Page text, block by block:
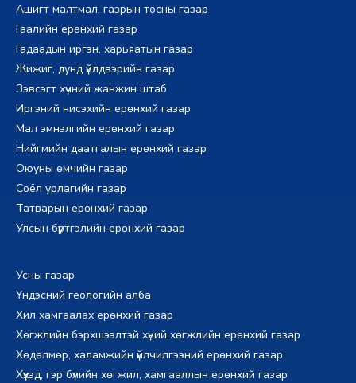
Ашигт малтмал, газрын тосны газар
Гаалийн ерөнхий газар
Гадаадын иргэн, харьяатын газар
Жижиг, дунд үйлдвэрийн газар
Зэвсэгт хүчний жанжин штаб
Иргэний нисэхийн ерөнхий газар
Мал эмнэлгийн ерөнхий газар
Нийгмийн даатгалын ерөнхий газар
Оюуны өмчийн газар
Соёл урлагийн газар
Татварын ерөнхий газар
Улсын бүртгэлийн ерөнхий газар
Усны газар
Үндэсний геологийн алба
Хил хамгаалах ерөнхий газар
Хөгжлийн бэрхшээлтэй хүний хөгжлийн ерөнхий газар
Хөдөлмөр, халамжийн үйлчилгээний ерөнхий газар
Хүүхэд, гэр бүлийн хөгжил, хамгааллын ерөнхий газар